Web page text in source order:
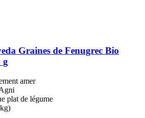
Graines de Fenugrec Bio
g
amer
plat de légume